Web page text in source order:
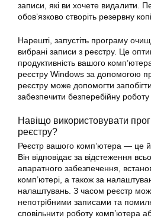
записи, які ви хочете видалити.
обов’язково створіть резервну
Нарешті, запустіть програму
вибрані записи з реєстру. Це
продуктивність вашого
реєстру Windows за допомогою
реєстру може допомогти
забезпечити безперебійну роботу
Навіщо використовувати
реєстру?
Реєстр вашого комп’ютера — це
Він відповідає за відстеження
апаратного забезпечення,
комп’ютері, а також за
налаштувань. З часом реєстр
непотрібними записами та
сповільнити роботу комп’ютера